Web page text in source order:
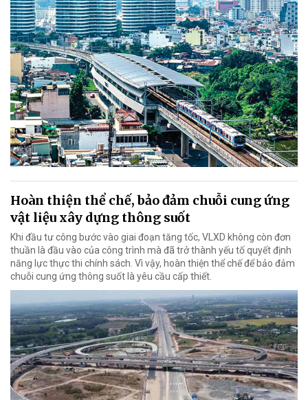
Hoàn thiện thể chế, bảo đảm chuỗi cung ứng
vật liệu xây dựng thông suốt
Khi đầu tư công bước vào giai đoạn tăng tốc, VLXD không còn đơn
thuần là đầu vào của công trình mà đã trở thành yếu tố quyết định
năng lực thực thi chính sách. Vì vậy, hoàn thiện thể chế để bảo đảm
chuỗi cung ứng thông suốt là yêu cầu cấp thiết.